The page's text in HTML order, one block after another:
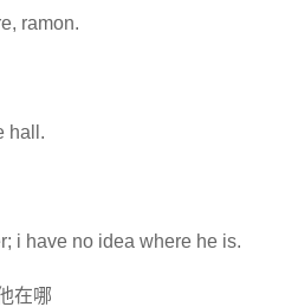
ramon.
hall.
i have no idea where he is.
在哪